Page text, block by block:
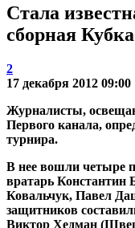
Стала
сборная
2
17 декабря 2012 09:00
Журналисты,
Первого канала,
турнира.
В нее вошли четыре
вратарь Константин
Ковальчук, Павел
защитников
Виктор Хедман